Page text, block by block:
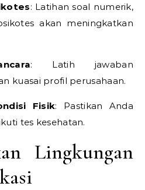
: Latihan soal numerik,
akan meningkatkan
: Latih jawaban
kuasai profil perusahaan.
Fisik: Pastikan Anda
tes kesehatan.
Lingkungan